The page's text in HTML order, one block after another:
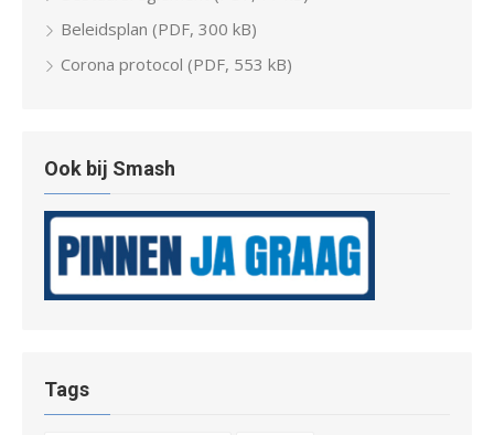
Beleidsplan (PDF, 300 kB)
Corona protocol (PDF, 553 kB)
Ook bij Smash
Tags